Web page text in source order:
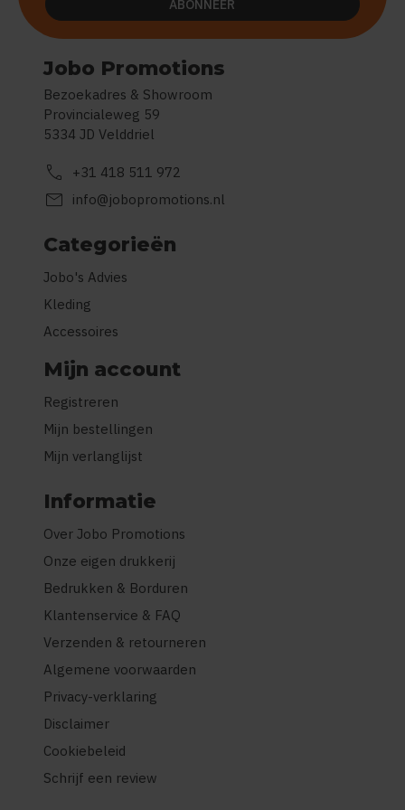
Jobo Promotions
Bezoekadres & Showroom
Provincialeweg 59
5334 JD Velddriel
call +31 418 511 972
mail info@jobopromotions.nl
Categorieën
Jobo's Advies
Kleding
Accessoires
Mijn account
Registreren
Mijn bestellingen
Mijn verlanglijst
Informatie
Over Jobo Promotions
Onze eigen drukkerij
Bedrukken & Borduren
Klantenservice & FAQ
Verzenden & retourneren
Algemene voorwaarden
Privacy-verklaring
Disclaimer
Cookiebeleid
Schrijf een review
ABONNEER